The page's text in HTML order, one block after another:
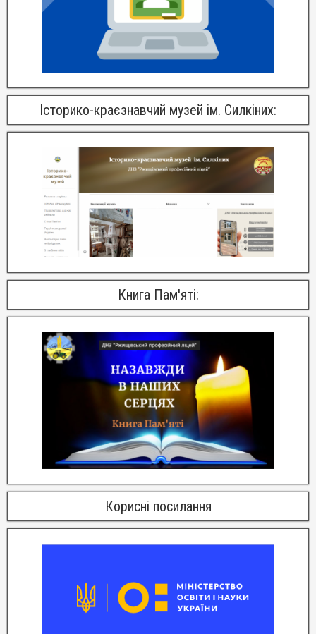
Історико-краєзнавчий музей ім. Силкіних:
Книга Пам'яті:
Корисні посилання